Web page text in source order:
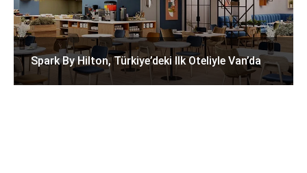
Spark By Hilton, Türkiye’deki Ilk Oteliyle Van’da